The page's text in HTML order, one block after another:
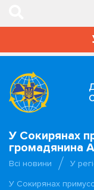
У Сокирянах
громадянина
Всі новини
У
У Сокирянах